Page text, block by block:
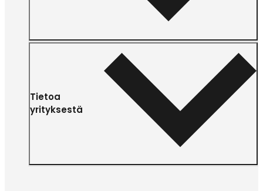
Tietoa
yrityksestä